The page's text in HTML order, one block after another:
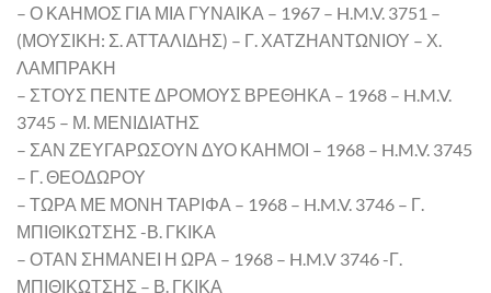
– Ο ΚΑΗΜΟΣ ΓΙΑ ΜΙΑ ΓΥΝΑΙΚΑ – 1967 – H.M.V. 3751 –
(ΜΟΥΣΙΚΗ: Σ. ΑΤΤΑΛΙΔΗΣ) – Γ. ΧΑΤΖΗΑΝΤΩΝΙΟΥ – Χ.
ΛΑΜΠΡΑΚΗ
– ΣΤΟΥΣ ΠΕΝΤΕ ΔΡΟΜΟΥΣ ΒΡΕΘΗΚΑ – 1968 – H.M.V.
3745 – Μ. ΜΕΝΙΔΙΑΤΗΣ
– ΣΑΝ ΖΕΥΓΑΡΩΣΟΥΝ ΔΥΟ ΚΑΗΜΟΙ – 1968 – H.M.V. 3745
– Γ. ΘΕΟΔΩΡΟΥ
– ΤΩΡΑ ΜΕ ΜΟΝΗ ΤΑΡΙΦΑ – 1968 – H.M.V. 3746 – Γ.
ΜΠΙΘΙΚΩΤΣΗΣ -Β. ΓΚΙΚΑ
– ΟΤΑΝ ΣΗΜΑΝΕΙ Η ΩΡΑ – 1968 – H.M.V 3746 -Γ.
ΜΠΙΘΙΚΩΤΣΗΣ – Β. ΓΚΙΚΑ